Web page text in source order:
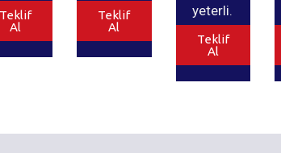
Teklif
Al
Teklif
Al
yeterli.
Teklif
Al